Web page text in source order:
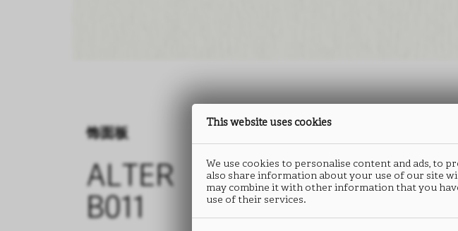
饰面板
ALTER
B011
ALTER
B011
饰面板
ALTER
B011
ALTER
B040
This website uses cookies
We use cookies to personalise content and ads, to
also share information about your use of our site
may combine it with other information that you
use of their services.